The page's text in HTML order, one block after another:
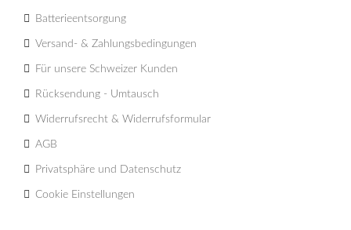
Batterieentsorgung
Versand- & Zahlungsbedingungen
Für unsere Schweizer Kunden
Rücksendung - Umtausch
Widerrufsrecht & Widerrufsformular
AGB
Privatsphäre und Datenschutz
Cookie Einstellungen